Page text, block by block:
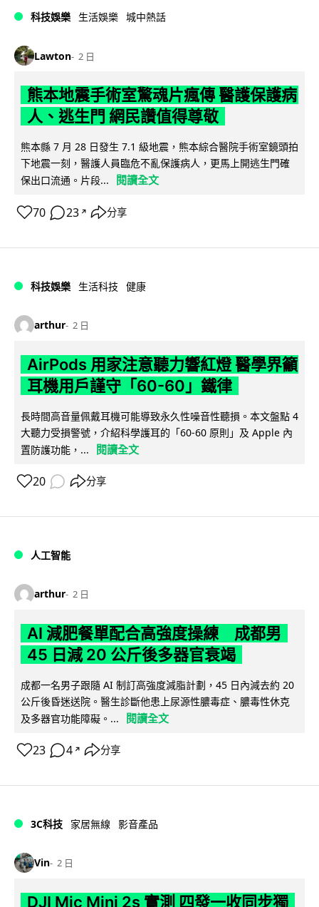
科技娛樂 生活娛樂 城中熱話
Lawton 2 日
熊本地震手術室驚魂片瘋傳 醫護保護病
人、逃生門 網民讚值得尊敬
熊本縣 7 月 28 日發生 7.1 級地震，熊本綜合醫院手術室鏡頭拍
下地震一刻，醫護人員臨危不亂保護病人，更馬上開逃生門確
保出口流通。片段...
閱讀全文
70 23 ↗ 分享
科技娛樂 生活科技 健康
arthur 2 日
AirPods 用家注意聽力響紅燈 醫學界籲
耳機用戶謹守「60-60」鐵律
長時間高音量佩戴耳機可能導致永久性噪音性聽損。本文盤點 4
大聽力受損警號，介紹科學護耳的「60-60 原則」及 Apple 內
置防護功能，...
閱讀全文
20 分享
人工智能
arthur 2 日
AI 減肥餐單配合高強度操練 成都男
45 日減 20 公斤後多器官衰竭
成都一名男子跟隨 AI 制訂高強度減脂計劃，45 日內減去約 20
公斤後昏迷送院。醫生診斷他患上尿源性膿毒症、膿毒性休克
及多器官功能障礙。...
閱讀全文
23 4 ↗ 分享
3C科技 家居無線 影音產品
Vin 2 日
DJI Mic Mini 2s 實測 四發一收同步獨